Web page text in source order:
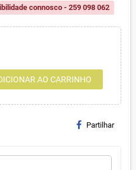
connosco - 259 098 062
AO CARRINHO
Partilhar